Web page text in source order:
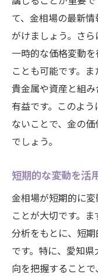
て、金相場の最新
がけましょう。さら
一時的な価格変動
ことも可能です。
貴金属や資産と組
有益です。このよ
ないことで、金の
でしょう。
短期的な変動を活
金相場が短期的に
ことが大切です。
分析をもとに、短
です。特に、愛知
向を把握すること